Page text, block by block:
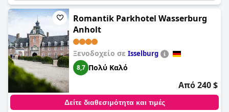
επιλογή.
Romantik Parkhotel Wasserburg
Anholt
Ξενοδοχείο σε Isselburg
8,7 Πολύ Καλό
Από 240 $
Δείτε διαθεσιμότητα και τιμές